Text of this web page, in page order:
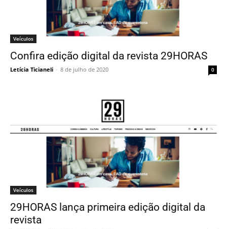
Veículos
Confira edição digital da revista 29HORAS
Letícia Ticianeli - 8 de julho de 2020 0
Veículos
29HORAS lança primeira edição digital da
revista